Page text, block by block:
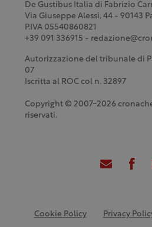
De Gustibus Italia di Fabrizio
Via Giuseppe Alessi, 44 - 90143
P.IVA 05540860821
+39 091 336915 -
Autorizzazione del tribunale di
07
Iscritta al ROC col n. 32897
Copyright © 2007-2026
riservati.
Cookie Policy Privacy